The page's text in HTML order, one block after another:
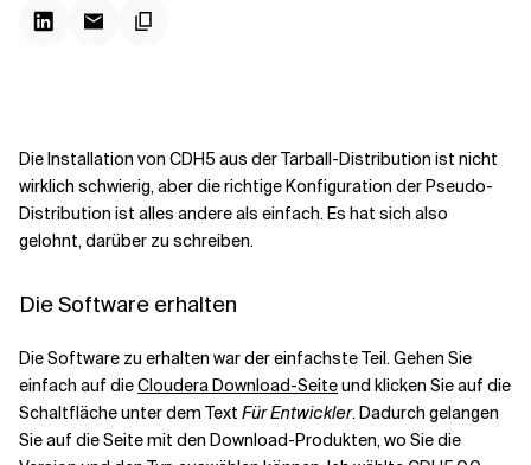
Die Installation von CDH5 aus der Tarball-Distribution ist nicht
wirklich schwierig, aber die richtige Konfiguration der Pseudo-
Distribution ist alles andere als einfach. Es hat sich also
gelohnt, darüber zu schreiben.
Die Software erhalten
Die Software zu erhalten war der einfachste Teil. Gehen Sie
einfach auf dieCloudera Download-Seiteund klicken Sie auf die
Schaltfläche unter dem Text Für Entwickler. Dadurch gelangen
Sie auf die Seite mit den Download-Produkten, wo Sie die